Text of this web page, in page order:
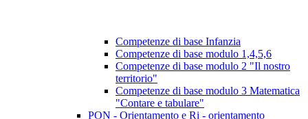
Competenze di base Infanzia
Competenze di base modulo 1,4,5,6
Competenze di base modulo 2 "Il nostro
territorio"
Competenze di base modulo 3 Matematica
"Contare e tabulare"
PON - Orientamento e Ri - orientamento